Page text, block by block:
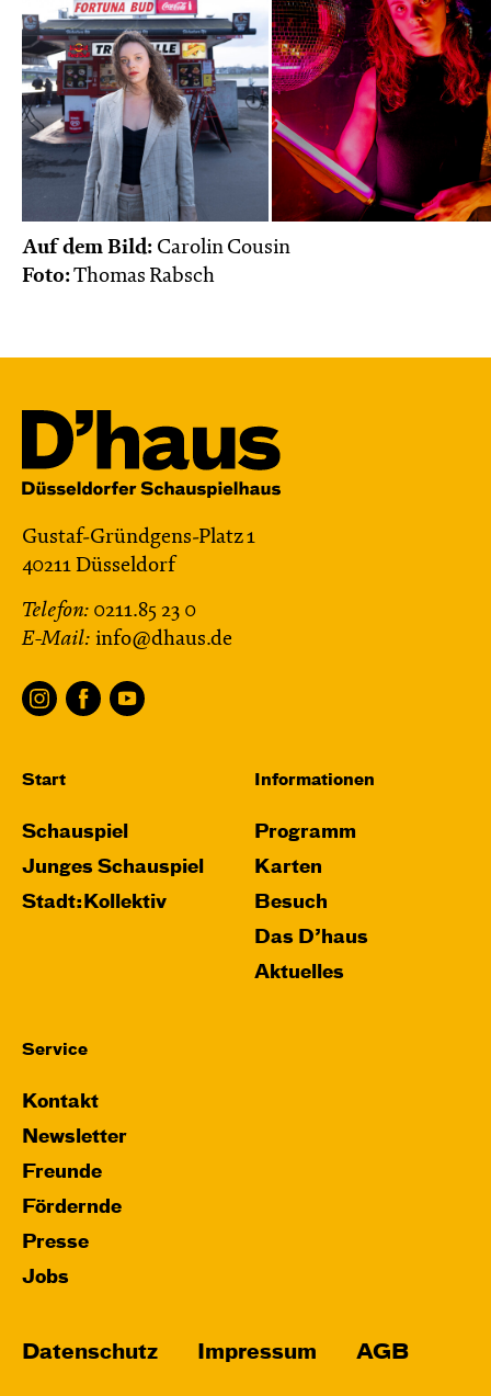
Auf dem Bild: Carolin Cousin
Foto:Thomas Rabsch
Gustaf-Gründgens-Platz 1
40211 Düsseldorf
Telefon: 0211.85 23 0
E-Mail: info@dhaus.de
Start
Schauspiel
Junges Schauspiel
Stadt:Kollektiv
Informationen
Programm
Karten
Besuch
Das D’haus
Aktuelles
Service
Kontakt
Newsletter
Freunde
Fördernde
Presse
Jobs
Datenschutz Impressum AGB